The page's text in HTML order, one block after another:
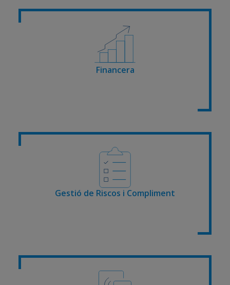
Financera
Gestió de Riscos i Compliment